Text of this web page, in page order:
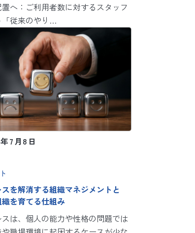
へ：ご利用者数に対するスタッフ
「従来のやり…
7月8日
を解消する組織マネジメントと
を育てる仕組み
は、個人の能力や性格の問題では